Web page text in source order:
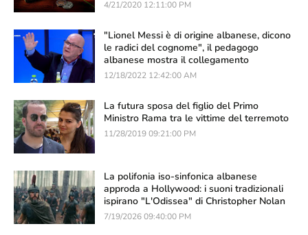
4/21/2020 12:11:00 PM
"Lionel Messi è di origine albanese, dicono
le radici del cognome", il pedagogo
albanese mostra il collegamento
12/18/2022 12:42:00 AM
La futura sposa del figlio del Primo
Ministro Rama tra le vittime del terremoto
11/28/2019 09:21:00 PM
La polifonia iso-sinfonica albanese
approda a Hollywood: i suoni tradizionali
ispirano "L'Odissea" di Christopher Nolan
7/19/2026 09:40:00 PM